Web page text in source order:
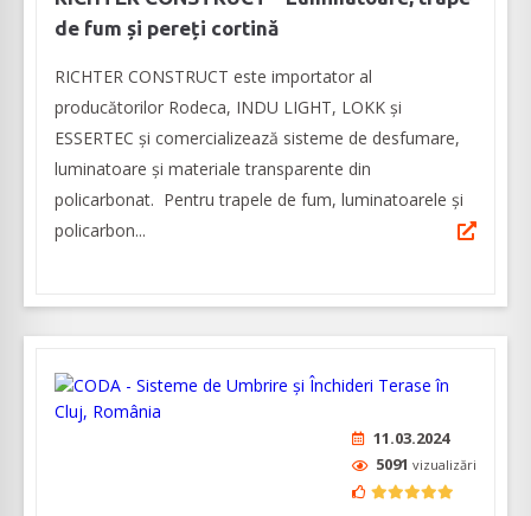
de fum și pereți cortină
RICHTER CONSTRUCT este importator al
producătorilor Rodeca, INDU LIGHT, LOKK și
ESSERTEC şi comercializează sisteme de desfumare,
luminatoare şi materiale transparente din
policarbonat. Pentru trapele de fum, luminatoarele şi
policarbon...
11.03.2024
5091 vizualizări